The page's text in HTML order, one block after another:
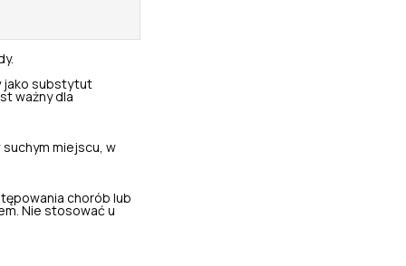
jako substytut
ważny dla
miejscu, w
chorób lub
Nie stosować u